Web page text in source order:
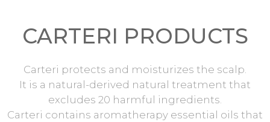
CARTERI PRODUCTS
Carteri protects and moisturizes the scalp.
It is a natural-derived natural treatment that
excludes 20 harmful ingredients.
Carteri contains aromatherapy essential oils that